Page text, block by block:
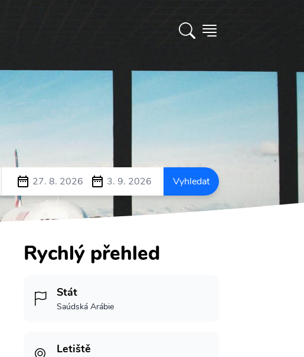
27. 8. 2026 3. 9. 2026 Vyhledat
Rychlý přehled
Stát
Saúdská Arábie
Letiště